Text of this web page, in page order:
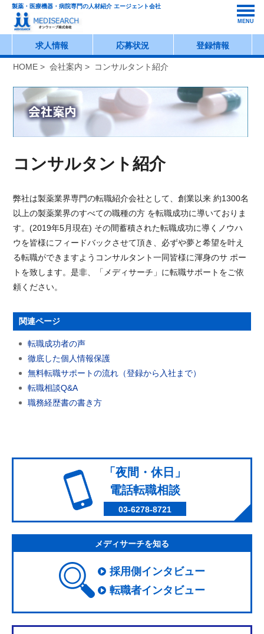
製薬・医療機器・病院専門の人材紹介 エージェント会社
MENU
求人情報 応募状況 登録情報
HOME >会社案内 > コンサルタント紹介
コンサルタント紹介
弊社は製薬業界専門の転職紹介会社として、創業以来 約1300名
以上の製薬業界のすべての職種の方 を転職成功に導いておりま
す。(2019年5月現在) その間蓄積された転職成功に導くノウハ
ウを皆様にフィードバックさせて頂き、必ずや夢と希望を叶え
る転職ができますようコンサルタント一同皆様に渾身のサ ポー
トを致します。是非、「メディサーチ」に転職サポートをご依
頼ください。
関連ページ
転職成功者の声
徹底した個人情報保護
無料転職サポートの流れ（登録から入社まで）
転職相談Q&A
職務経歴書の書き方
「夜間・休日」
電話転職相談
03-6278-8721
メディサーチを知る
採用側インタビュー
転職者インタビュー